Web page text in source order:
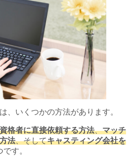
、いくつかの方法があります。
格者に直接依頼する方法、マッチ
法、そしてキャスティング会社を
です。